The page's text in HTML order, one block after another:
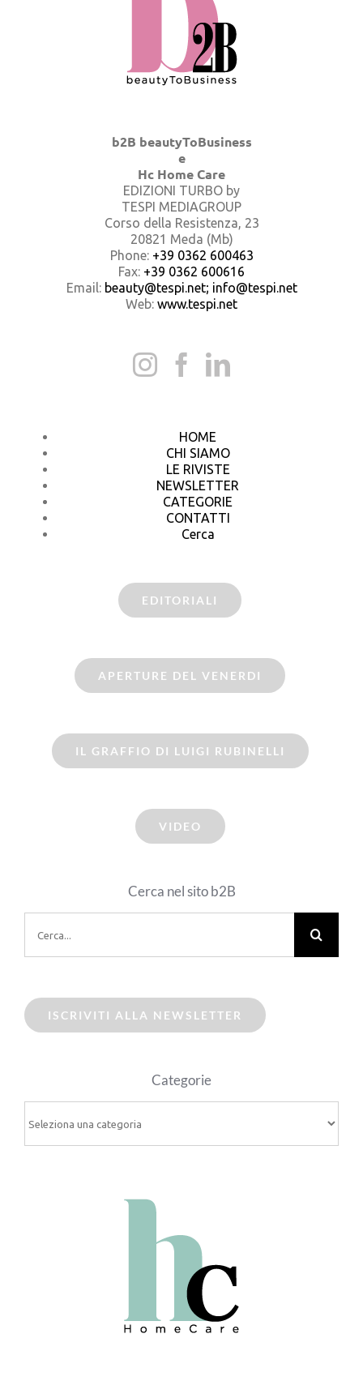
b2B beautyToBusiness
e
Hc Home Care
EDIZIONI TURBO by
TESPI MEDIAGROUP
Corso della Resistenza, 23
20821 Meda (Mb)
Phone: +39 0362 600463
Fax: +39 0362 600616
Email: beauty@tespi.net; info@tespi.net
Web: www.tespi.net
HOME
CHI SIAMO
LE RIVISTE
NEWSLETTER
CATEGORIE
CONTATTI
Cerca
EDITORIALI
APERTURE DEL VENERDI
IL GRAFFIO DI LUIGI RUBINELLI
VIDEO
Cerca nel sito b2B
per:
ISCRIVITI ALLA NEWSLETTER
Categorie